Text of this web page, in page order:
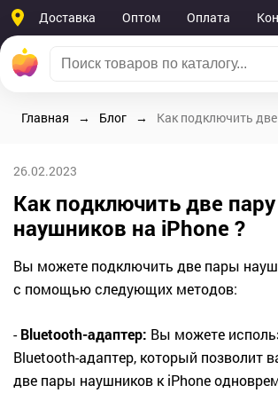
Доставка Оптом Оплата
Главная Блог Как подключить
26.02.2023
Как подключить две пару
наушников на iPhone ?
Вы можете подключить две пары
с помощью следующих методов:
-Bluetooth-адаптер: Вы можете
Bluetooth-адаптер, который позволит
две пары наушников к iPhone